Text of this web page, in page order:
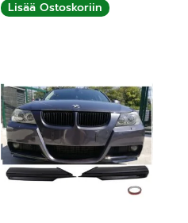
Lisää Ostoskoriin